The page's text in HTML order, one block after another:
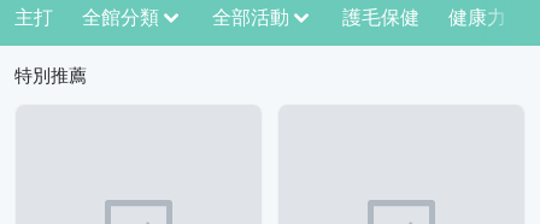
主打 全館分類 全部活動 護毛保健 健康力
特別推薦